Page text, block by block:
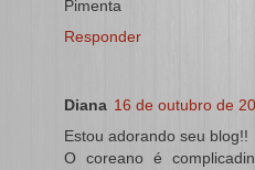
Pimenta
Responder
Diana 16 de outubro de
Estou adorando seu blog!!
O coreano é